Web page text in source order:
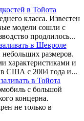
в Тойота
класса. Известен
модели сошли с
продлилось...
в Шевроле
небольших размеров.
характеристиками и
в США с 2004 года и...
в Тойота
с большой
концерна.
не только в